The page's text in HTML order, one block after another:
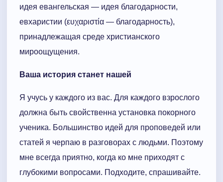
идея евангельская — идея благодарности,
евхаристии (ευχαριστία — благодарность),
принадлежащая среде христианского
мироощущения.
Ваша история станет нашей
Я учусь у каждого из вас. Для каждого взрослого
должна быть свойственна установка покорного
ученика. Большинство идей для проповедей или
статей я черпаю в разговорах с людьми. Поэтому
мне всегда приятно, когда ко мне приходят с
глубокими вопросами. Подходите, спрашивайте.